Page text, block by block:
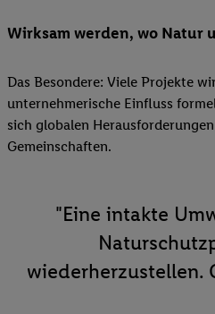
Wirksam werden, wo Natur
Das Besondere: Viele Projekte
unternehmerische Einfluss
sich globalen
Gemeinschaften.
"Eine intakte
wiederherzustellen.